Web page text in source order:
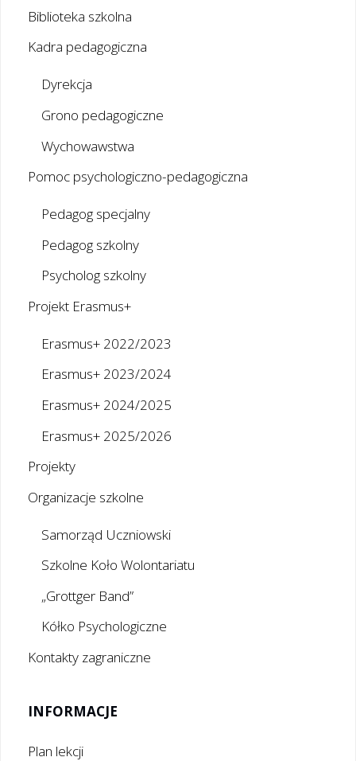
Biblioteka szkolna
Kadra pedagogiczna
Dyrekcja
Grono pedagogiczne
Wychowawstwa
Pomoc psychologiczno-pedagogiczna
Pedagog specjalny
Pedagog szkolny
Psycholog szkolny
Projekt Erasmus+
Erasmus+ 2022/2023
Erasmus+ 2023/2024
Erasmus+ 2024/2025
Erasmus+ 2025/2026
Projekty
Organizacje szkolne
Samorząd Uczniowski
Szkolne Koło Wolontariatu
„Grottger Band”
Kółko Psychologiczne
Kontakty zagraniczne
INFORMACJE
Plan lekcji